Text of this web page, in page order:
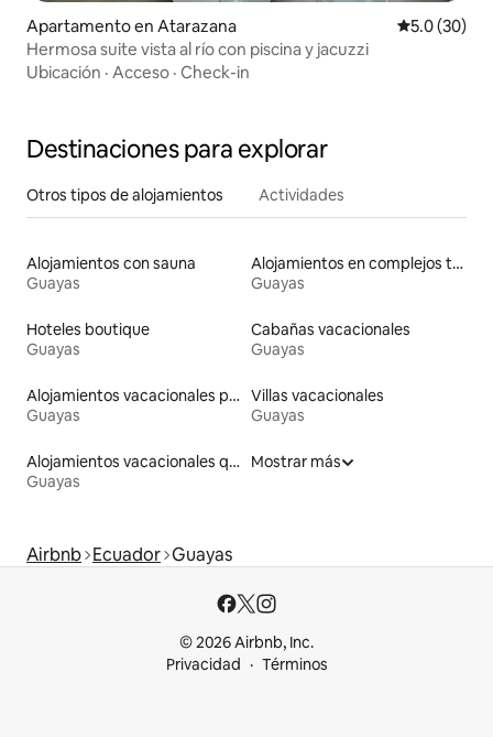
Apartamento en Atarazana Calificación
5.0 (30)
Hermosa suite vista al río con piscina y jacuzzi
Ubicación · Acceso · Check-in
Destinaciones para explorar
Otros tipos de alojamientos Actividades
Alojamientos con sauna
Guayas
Alojamientos en complejos turísticos
Guayas
Hoteles boutique
Guayas
Cabañas vacacionales
Guayas
Alojamientos vacacionales para familias
Guayas
Villas vacacionales
Guayas
Alojamientos vacacionales que admiten mascotas
Guayas
Mostrar más
Airbnb Ecuador Guayas
© 2026 Airbnb, Inc.
Privacidad
Términos